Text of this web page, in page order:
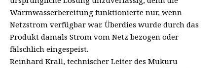
Warmwasserbereitung funktionierte nur, wenn
Netzstrom verfügbar war. Überdies wurde durch das
Produkt damals Strom vom Netz bezogen oder
fälschlich eingespeist.
Reinhard Krall, technischer Leiter des Mukuru